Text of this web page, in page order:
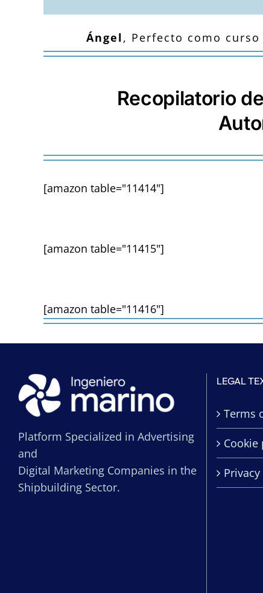
Ángel, Perfecto como
Recopilatorio
[amazon table="11414"]
[amazon table="11415"]
[amazon table="11416"]
Platform Specialized in Advertising
and
Digital Marketing Companies in the
Shipbuilding Sector.
LEGAL
Terms
Cookie